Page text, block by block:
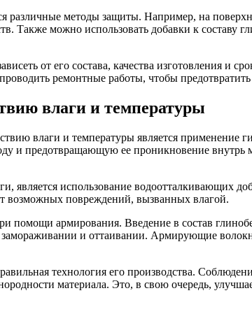
методы защиты. Например, на
Также можно использовать добавки к составу
от его состава, качества изготовления и
ремонтные работы, чтобы
влаги и температуры
влаги и температуры является применение
и предотвращающую ее проникновение внутрь
является использование водоотталкивающих
возможных повреждений, вызванных влагой.
помощи армирования. Введение в состав
и оттаивании. Армирующие
технология его производства.
материала. Это, в свою очередь,